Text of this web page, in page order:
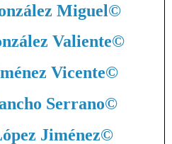
Miguel©
Valiente©
Vicente©
Serrano©
Jiménez©